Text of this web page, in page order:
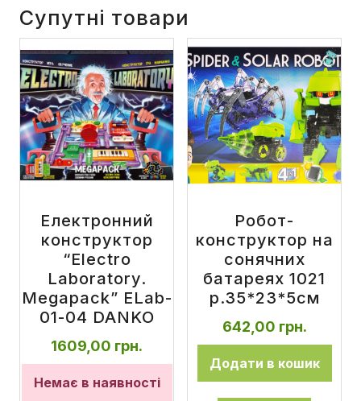
Супутні товари
Електронний
конструктор
“Electro
Laboratory.
Megapack” ELab-
01-04 DANKO
1609,00 грн.
Немає в наявності
Робот-
конструктор на
сонячних
батареях 1021
р.35*23*5см
642,00 грн.
Додати в кошик